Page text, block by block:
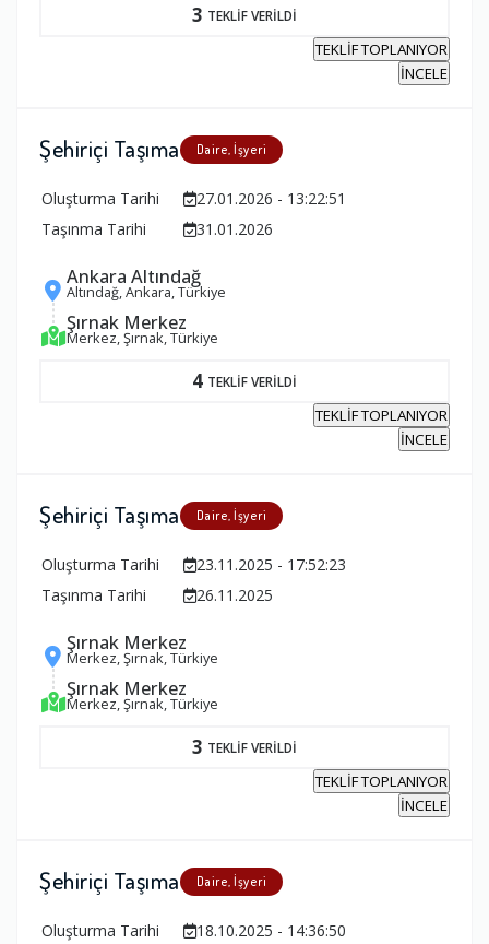
3 TEKLİF VERİLDİ
TEKLİF TOPLANIYOR
İNCELE
Şehiriçi Taşıma Daire, İşyeri
Oluşturma Tarihi
27.01.2026 - 13:22:51
Taşınma Tarihi
31.01.2026
Ankara Altındağ
Altındağ, Ankara, Türkiye
Şırnak Merkez
Merkez, Şırnak, Türkiye
4 TEKLİF VERİLDİ
TEKLİF TOPLANIYOR
İNCELE
Şehiriçi Taşıma Daire, İşyeri
Oluşturma Tarihi
23.11.2025 - 17:52:23
Taşınma Tarihi
26.11.2025
Şırnak Merkez
Merkez, Şırnak, Türkiye
Şırnak Merkez
Merkez, Şırnak, Türkiye
3 TEKLİF VERİLDİ
TEKLİF TOPLANIYOR
İNCELE
Şehiriçi Taşıma Daire, İşyeri
Oluşturma Tarihi
18.10.2025 - 14:36:50